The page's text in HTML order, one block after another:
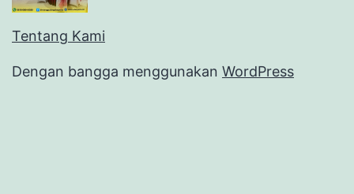
Tentang Kami
Dengan bangga menggunakan WordPress